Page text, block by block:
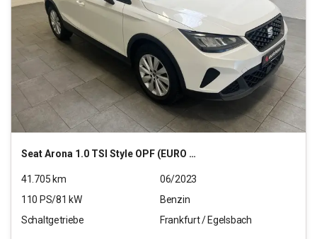
SeatArona 1.0 TSI Style OPF (EURO 6d)
41.705 km
06/2023
110 PS/81 kW
Benzin
Schaltgetriebe
Frankfurt / Egelsbach